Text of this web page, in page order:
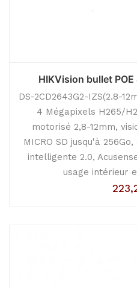
HIKVision bullet
DS-2CD2643G2-IZS(2.8-
4 Mégapixels H265/
motorisé 2,8-12mm,
MICRO SD jusqu'à
intelligente 2.0,
usage intérieur